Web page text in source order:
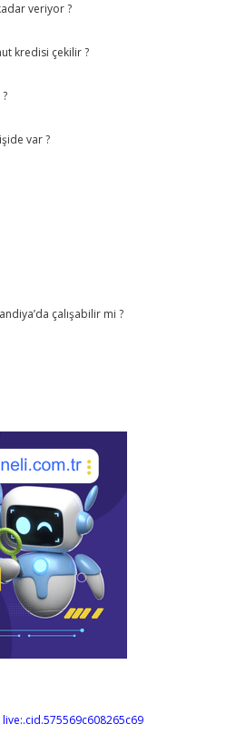
veriyor ?
kredisi çekilir ?
var ?
çalışabilir mi ?
live:.cid.575569c608265c69